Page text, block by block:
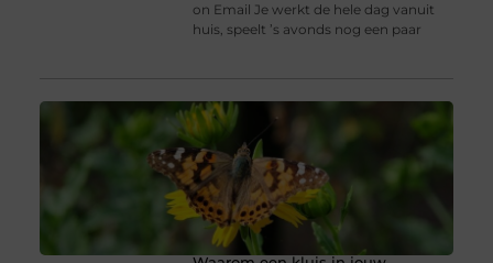
on Email Je werkt de hele dag vanuit
huis, speelt ’s avonds nog een paar